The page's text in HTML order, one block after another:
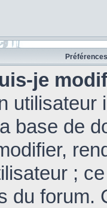
je
base de
;
du forum.